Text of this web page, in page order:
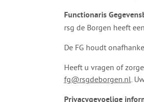
Functionaris
rsg de Borgen heeft
De FG houdt
Heeft u vragen of
fg@rsgdeborgen.nl.
Privacygevoelige